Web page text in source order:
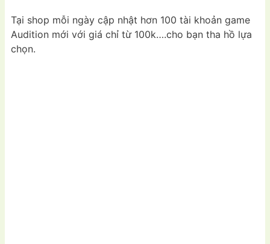
Tại shop mỗi ngày cập nhật hơn 100 tài khoản game
Audition mới với giá chỉ từ 100k….cho bạn tha hồ lựa
chọn.